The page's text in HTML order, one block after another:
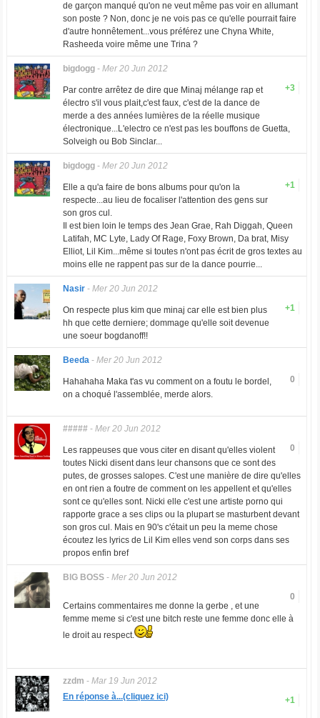
de garçon manqué qu'on ne veut même pas voir en allumant
son poste ? Non, donc je ne vois pas ce qu'elle pourrait faire
d'autre honnêtement...vous préférez une Chyna White,
Rasheeda voire même une Trina ?
bigdogg- Mer 20 Jun 2012
+3
Par contre arrêtez de dire que Minaj mélange rap et
électro s'il vous plait,c'est faux, c'est de la dance de
merde a des années lumières de la réelle musique
électronique...L'electro ce n'est pas les bouffons de Guetta,
Solveigh ou Bob Sinclar...
bigdogg- Mer 20 Jun 2012
+1
Elle a qu'a faire de bons albums pour qu'on la
respecte...au lieu de focaliser l'attention des gens sur
son gros cul.
Il est bien loin le temps des Jean Grae, Rah Diggah, Queen
Latifah, MC Lyte, Lady Of Rage, Foxy Brown, Da brat, Misy
Elliot, Lil Kim...même si toutes n'ont pas écrit de gros textes au
moins elle ne rappent pas sur de la dance pourrie...
Nasir- Mer 20 Jun 2012
+1
On respecte plus kim que minaj car elle est bien plus
hh que cette derniere; dommage qu'elle soit devenue
une soeur bogdanoff!!
Beeda- Mer 20 Jun 2012
0
Hahahaha Maka t'as vu comment on a foutu le bordel,
on a choqué l'assemblée, merde alors.
#####- Mer 20 Jun 2012
0
Les rappeuses que vous citer en disant qu'elles violent
toutes Nicki disent dans leur chansons que ce sont des
putes, de grosses salopes. C'est une manière de dire qu'elles
en ont rien a foutre de comment on les appellent et qu'elles
sont ce qu'elles sont. Nicki elle c'est une artiste porno qui
rapporte grace a ses clips ou la plupart se masturbent devant
son gros cul. Mais en 90's c'était un peu la meme chose
écoutez les lyrics de Lil Kim elles vend son corps dans ses
propos enfin bref
BlG BOSS- Mer 20 Jun 2012
0
Certains commentaires me donne la gerbe , et une
femme meme si c'est une bitch reste une femme donc elle à
le droit au respect.
zzdm - Mar 19 Jun 2012
+1
En réponse à...(cliquez ici)